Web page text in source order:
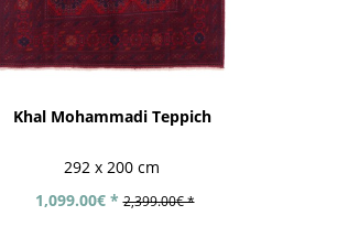
Khal Mohammadi Teppich
292 x 200 cm
1,099.00€ * 2,399.00€ *